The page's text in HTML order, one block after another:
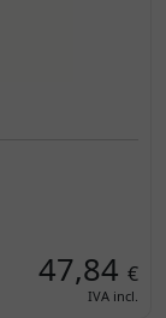
47,84 €
IVA incl.